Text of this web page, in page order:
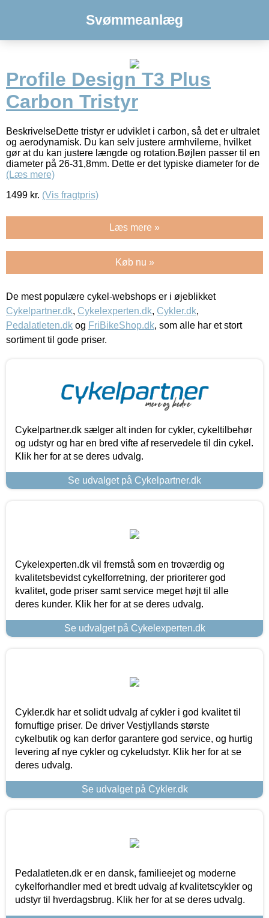
Svømmeanlæg
Profile Design T3 Plus
Carbon Tristyr
BeskrivelseDette tristyr er udviklet i carbon, så det er ultralet
og aerodynamisk. Du kan selv justere armhvilerne, hvilket
gør at du kan justere længde og rotation.Bøjlen passer til en
diameter på 26-31,8mm. Dette er det typiske diameter for de
(Læs mere)
1499 kr. (Vis fragtpris)
Læs mere »
Køb nu »
De mest populære cykel-webshops er i øjeblikket
Cykelpartner.dk, Cykelexperten.dk, Cykler.dk,
Pedalatleten.dk og FriBikeShop.dk, som alle har et stort
sortiment til gode priser.
Cykelpartner.dk sælger alt inden for cykler, cykeltilbehør
og udstyr og har en bred vifte af reservedele til din cykel.
Klik her for at se deres udvalg.
Se udvalget på Cykelpartner.dk
Cykelexperten.dk vil fremstå som en troværdig og
kvalitetsbevidst cykelforretning, der prioriterer god
kvalitet, gode priser samt service meget højt til alle
deres kunder. Klik her for at se deres udvalg.
Se udvalget på Cykelexperten.dk
Cykler.dk har et solidt udvalg af cykler i god kvalitet til
fornuftige priser. De driver Vestjyllands største
cykelbutik og kan derfor garantere god service, og hurtig
levering af nye cykler og cykeludstyr. Klik her for at se
deres udvalg.
Se udvalget på Cykler.dk
Pedalatleten.dk er en dansk, familieejet og moderne
cykelforhandler med et bredt udvalg af kvalitetscykler og
udstyr til hverdagsbrug. Klik her for at se deres udvalg.